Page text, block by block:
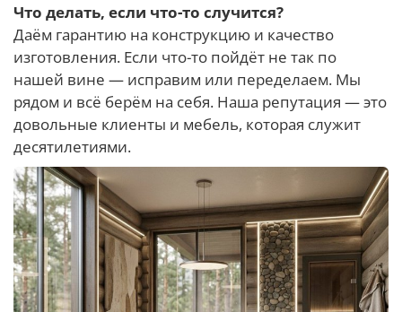
Что делать, если что-то случится?
Даём гарантию на конструкцию и качество
изготовления. Если что-то пойдёт не так по
нашей вине — исправим или переделаем. Мы
рядом и всё берём на себя. Наша репутация — это
довольные клиенты и мебель, которая служит
десятилетиями.